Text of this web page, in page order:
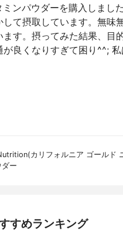
ンパウダーを購入しまし
て摂取しています。無味
ます。摂ってみた結果、目
良くなりすぎて困り^^;
カリフォルニア ゴールド
ー
すめランキング